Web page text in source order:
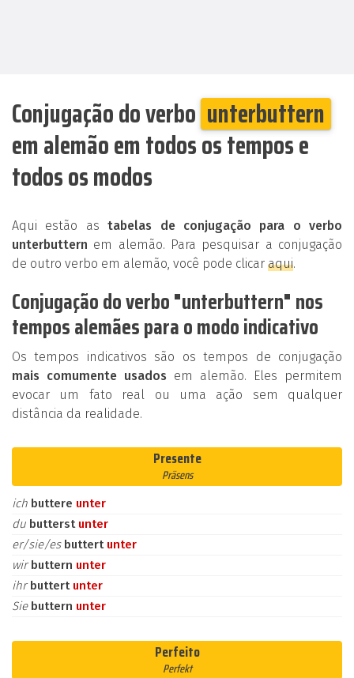
Conjugação do verbo unterbuttern
em alemão em todos os tempos e
todos os modos
Aqui estão astabelas de conjugação para o verbo
unterbuttern em alemão. Para pesquisar a conjugação
de outro verbo em alemão, você pode clicar aqui.
Conjugação do verbo "unterbuttern" nos
tempos alemães para o modo indicativo
Os tempos indicativos são os tempos de conjugação
mais comumente usados em alemão. Eles permitem
evocar um fato real ou uma ação sem qualquer
distância da realidade.
Presente
Präsens
ich buttere unter
du butterst unter
er/sie/es buttert unter
wirbuttern unter
ihrbuttert unter
Sie buttern unter
Perfeito
Perfekt